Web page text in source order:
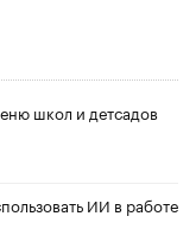
школ и детсадов
ИИ в работе